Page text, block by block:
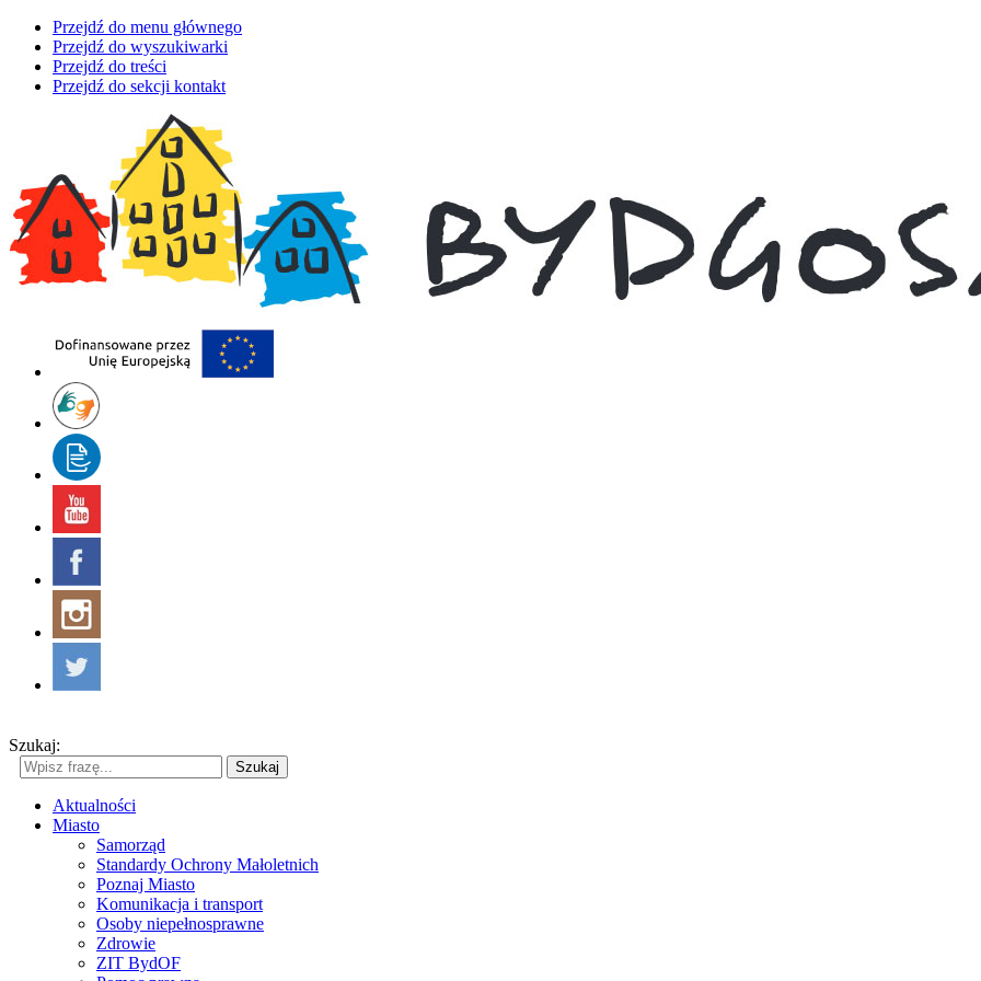
Przejdź do menu głównego
Przejdź do wyszukiwarki
Przejdź do treści
Przejdź do sekcji kontakt
Szukaj:
Szukaj
Aktualności
Miasto
Samorząd
Standardy Ochrony Małoletnich
Poznaj Miasto
Komunikacja i transport
Osoby niepełnosprawne
Zdrowie
ZIT BydOF